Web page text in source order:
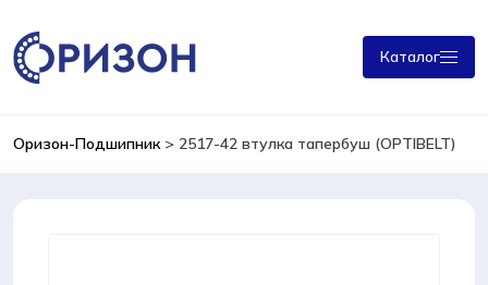
Каталог
Оризон-Подшипник> 2517-42 втулка тапербуш (OPTIBELT)